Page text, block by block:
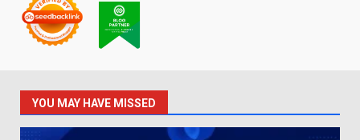
YOU MAY HAVE MISSED